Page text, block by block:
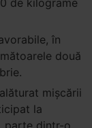
de kilograme
în
două
mișcării
la